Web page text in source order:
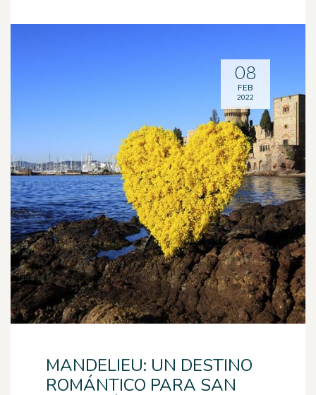
MANDELIEU: UN DESTINO
ROMÁNTICO PARA SAN
08
FEB
2022